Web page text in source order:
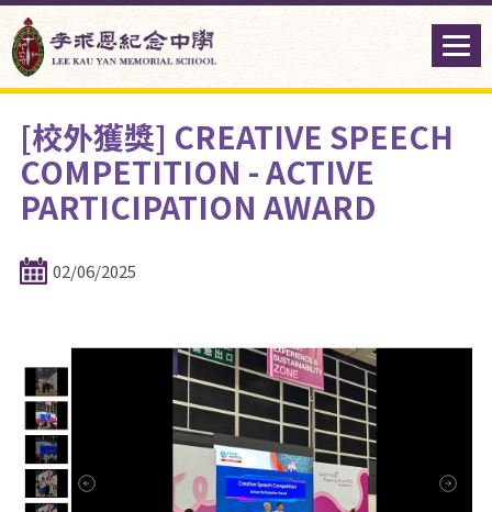
[校外獲獎] CREATIVE SPEECH
COMPETITION - ACTIVE
PARTICIPATION AWARD
02/06/2025